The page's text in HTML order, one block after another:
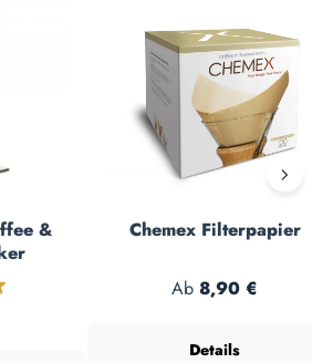
&
Bewertung von 5 von 5
Chemex Filterpapier
Regulärer Preis:
Ab 8,90 €
Details